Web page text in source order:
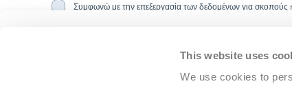
This website uses
We use cookies to
Συμφωνώ με την επεξεργασία των δεδομένων για